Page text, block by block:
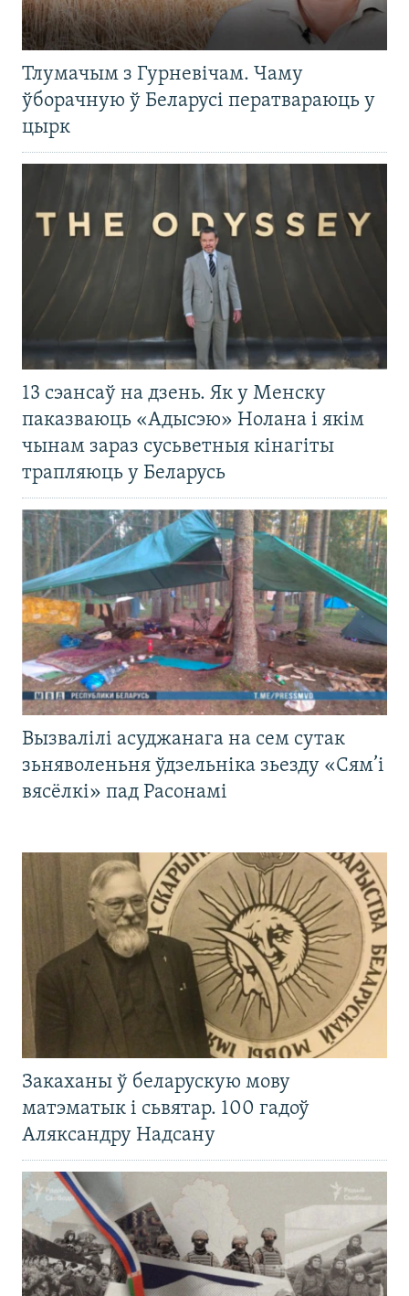
Тлумачым з Гурневічам. Чаму
ўборачную ў Беларусі ператвараюць у
цырк
13 сэансаў на дзень. Як у Менску
паказваюць «Адысэю» Нолана і якім
чынам зараз сусьветныя кінагіты
трапляюць у Беларусь
Вызвалілі асуджанага на сем сутак
зьняволеньня ўдзельніка зьезду «Сям’і
вясёлкі» пад Расонамі
Закаханы ў беларускую мову
матэматык і сьвятар. 100 гадоў
Аляксандру Надсану